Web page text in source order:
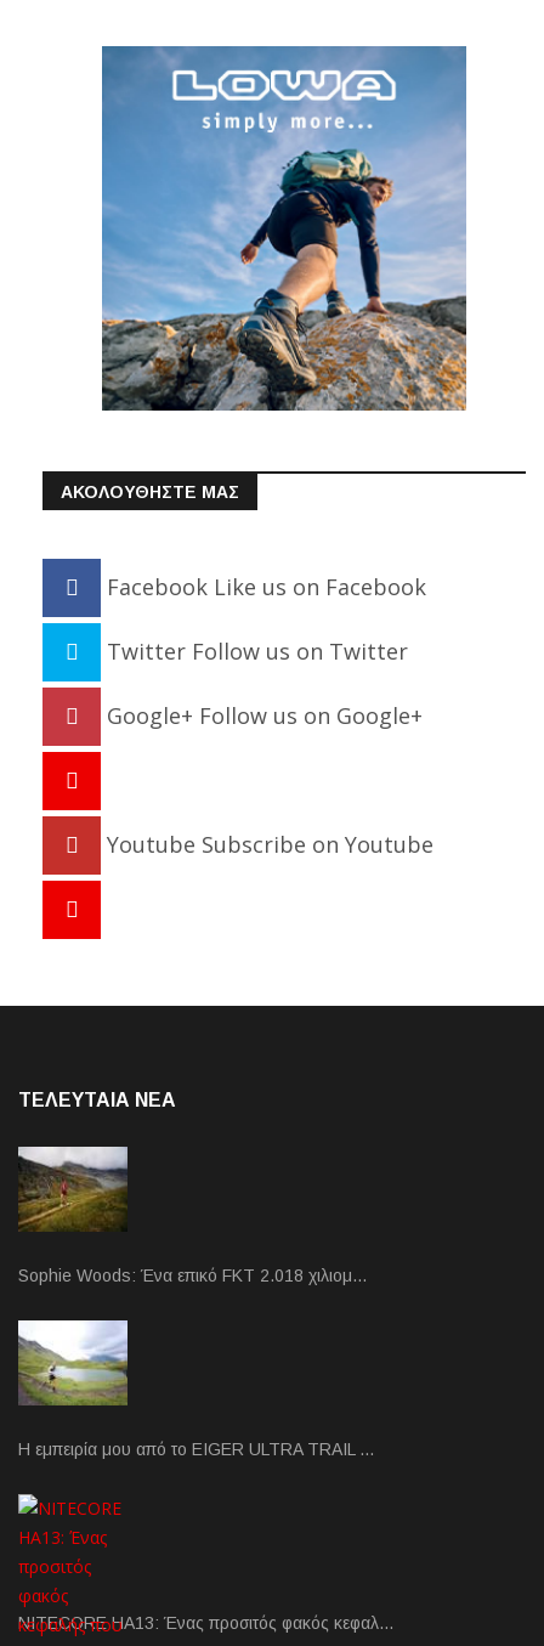
ΑΚΟΛΟΥΘΗΣΤΕ ΜΑΣ
Facebook Like us on Facebook
Twitter Follow us on Twitter
Google+ Follow us on Google+
Youtube Subscribe on Youtube
ΤΕΛΕΥΤΑΙΑ NEA
Sophie Woods: Ένα επικό FKT 2.018 χιλιομ…
Η εμπειρία μου από το EIGER ULTRA TRAIL …
NITECORE HA13: Ένας προσιτός φακός κεφαλ…